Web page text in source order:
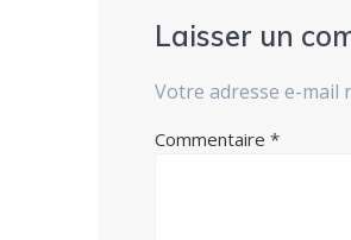
Laisser un
Votre adresse e-mail
Commentaire*